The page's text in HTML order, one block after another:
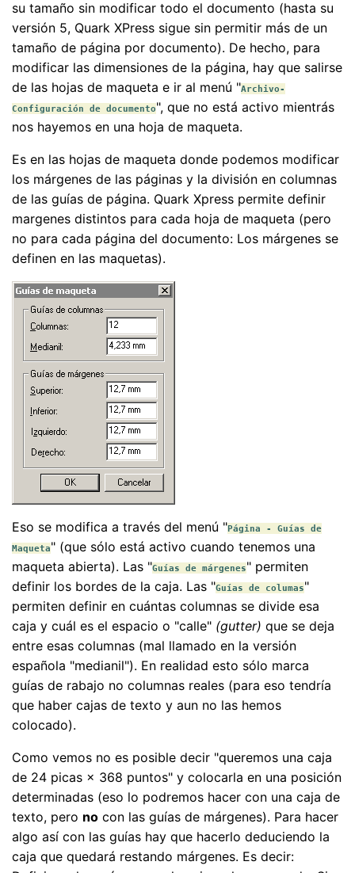
su tamaño sin modificar todo el documento (hasta su
versión 5, Quark XPress sigue sin permitir más de un
tamaño de página por documento). De hecho, para
modificar las dimensiones de la página, hay que salirse
de las hojas de maqueta e ir al menú "Archivo-
Configuración de documento", que no está activo mientrás
nos hayemos en una hoja de maqueta.
Es en las hojas de maqueta donde podemos modificar
los márgenes de las páginas y la división en columnas
de las guías de página. Quark Xpress permite definir
margenes distintos para cada hoja de maqueta (pero
no para cada página del documento: Los márgenes se
definen en las maquetas).
Eso se modifica a través del menú "Página - Guías de
Maqueta" (que sólo está activo cuando tenemos una
maqueta abierta). Las "Guías de márgenes" permiten
definir los bordes de la caja. Las "Guías de columas"
permiten definir en cuántas columnas se divide esa
caja y cuál es el espacio o "calle" (gutter) que se deja
entre esas columnas (mal llamado en la versión
española "medianil"). En realidad esto sólo marca
guías de rabajo no columnas reales (para eso tendría
que haber cajas de texto y aun no las hemos
colocado).
Como vemos no es posible decir "queremos una caja
de 24 picas × 368 puntos" y colocarla en una posición
determinadas (eso lo podremos hacer con una caja de
texto, pero no con las guías de márgenes). Para hacer
algo así con las guías hay que hacerlo deduciendo la
caja que quedará restando márgenes. Es decir: